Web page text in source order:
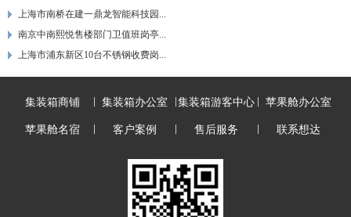
上海市南桥在建一鼎龙智能科技园...
南京中南熙悦售楼部门卫值班岗亭...
上海市浦东新区10台不锈钢收费岗...
集装箱商铺 集装箱办公室 集装箱游客中心 苹果舱办公室
苹果舱名宿 客户案例 售后服务 联系想达